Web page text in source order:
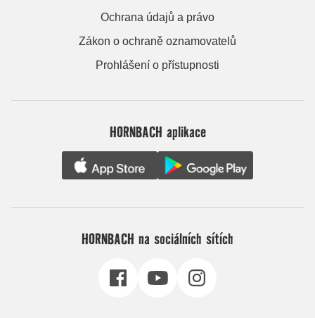
Ochrana údajů a právo
Zákon o ochraně oznamovatelů
Prohlášení o přístupnosti
HORNBACH aplikace
HORNBACH na sociálních sítích